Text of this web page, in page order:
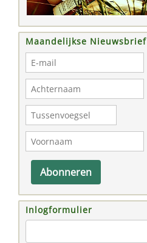
Maandelijkse Nieuwsbrief
Abonneren
Inlogformulier